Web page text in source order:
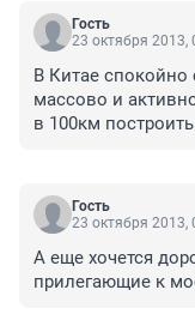
Гость
23 октября 2013,
В Китае спокойно
массово и
в 100км
Гость
23 октября 2013,
А еще хочется
прилегающие к